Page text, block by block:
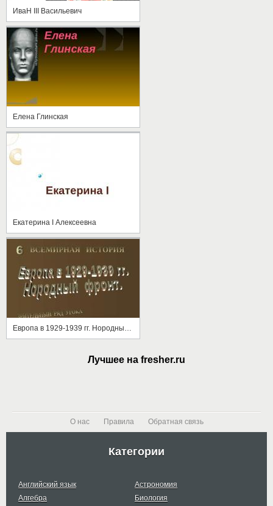
ИваН III Васильевич
Елена Глинская
Екатерина I Алексеевна
Лучшее на fresher.ru
О нас Правила Обратная связь
Категории
Английский язык
Астрономия
Алгебра
Биология